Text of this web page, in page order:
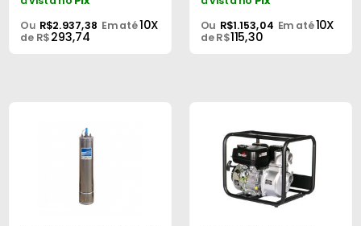
Ou R$2.937,38 Em até10X
de R$293,74
Ou R$1.153,04 Em até10X
de R$115,30